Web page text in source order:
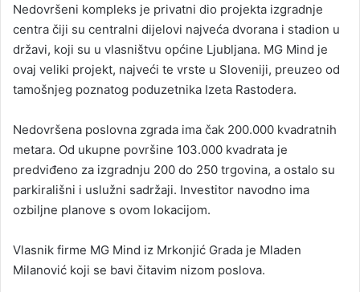
Nedovršeni kompleks je privatni dio projekta izgradnje
centra čiji su centralni dijelovi najveća dvorana i stadion u
državi, koji su u vlasništvu općine Ljubljana. MG Mind je
ovaj veliki projekt, najveći te vrste u Sloveniji, preuzeo od
tamošnjeg poznatog poduzetnika Izeta Rastodera.
Nedovršena poslovna zgrada ima čak 200.000 kvadratnih
metara. Od ukupne površine 103.000 kvadrata je
predviđeno za izgradnju 200 do 250 trgovina, a ostalo su
parkirališni i uslužni sadržaji. Investitor navodno ima
ozbiljne planove s ovom lokacijom.
Vlasnik firme MG Mind iz Mrkonjić Grada je Mladen
Milanović koji se bavi čitavim nizom poslova.